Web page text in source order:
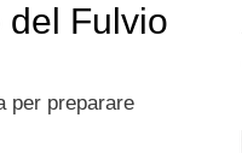
del Fulvio
per preparare